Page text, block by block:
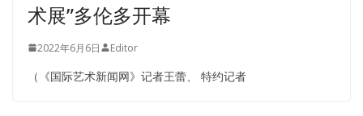
术展”多伦多开幕
2022年6月6日 Editor
（《国际艺术新闻网》记者王蕾、 特约记者